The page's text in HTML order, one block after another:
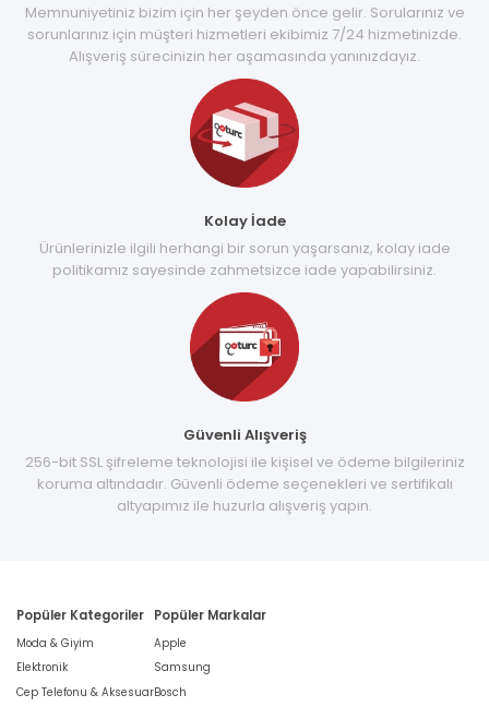
Memnuniyetiniz bizim için her şeyden önce gelir. Sorularınız ve
sorunlarınız için müşteri hizmetleri ekibimiz 7/24 hizmetinizde.
Alışveriş sürecinizin her aşamasında yanınızdayız.
Kolay İade
Ürünlerinizle ilgili herhangi bir sorun yaşarsanız, kolay iade
politikamız sayesinde zahmetsizce iade yapabilirsiniz.
Güvenli Alışveriş
256-bit SSL şifreleme teknolojisi ile kişisel ve ödeme bilgileriniz
koruma altındadır. Güvenli ödeme seçenekleri ve sertifikalı
altyapımız ile huzurla alışveriş yapın.
Popüler Kategoriler
Moda & Giyim
Elektronik
Cep Telefonu & Aksesuar
Popüler Markalar
Apple
Samsung
Bosch